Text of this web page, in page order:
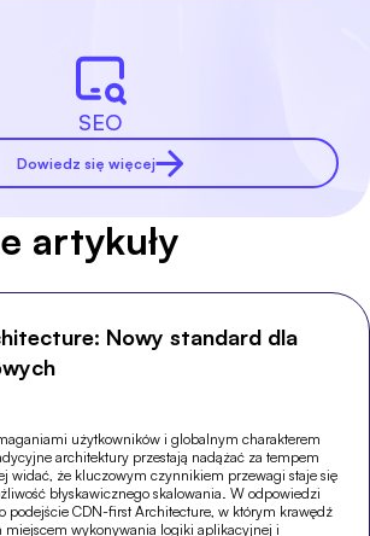
SEO
Dowiedz się więcej
artykuły
Nowy standard dla
użytkowników i globalnym charakterem
architektury przestają nadążać za tempem
widać, że kluczowym czynnikiem przewagi staje się
błyskawicznego skalowania. W odpowiedzi
podejście CDN-first Architecture, w którym krawędź
miejscem wykonywania logiki aplikacyjnej i